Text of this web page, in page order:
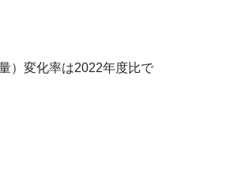
）変化率は2022年度比で